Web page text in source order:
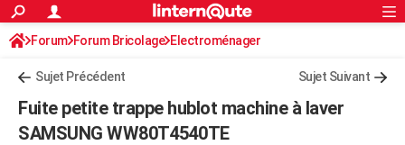
ACTUALITÉS
Politique
Société
Faits Divers
Education
Monde
Villes
+
Programme TV
TNTStreaming
Cinéma
Sorties cinéma
Musique
+FINANCE
S'inscrire
Connexion
Forum Forum Bricolage Electroménager
Sujet Précédent Sujet Suivant
Fuite petite trappe hublot machine à laver
SAMSUNG WW80T4540TE